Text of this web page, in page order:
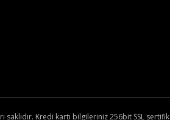
saklıdır. Kredi kartı bilgileriniz 256bit SSL